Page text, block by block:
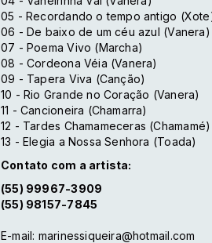
05 - Recordando o tempo antigo
06 - De baixo de um céu azul (Vanera)
07 - Poema Vivo (Marcha)
08 - Cordeona Véia (Vanera)
09 - Tapera Viva (Canção)
10 - Rio Grande no Coração (Vanera)
11 - Cancioneira (Chamarra)
12 - Tardes Chamameceras (Chamamé)
13 - Elegia a Nossa Senhora (Toada)
Contato com a artista:
(55) 99967-3909
(55) 98157-7845
E-mail: marinessiqueira@hotmail.com